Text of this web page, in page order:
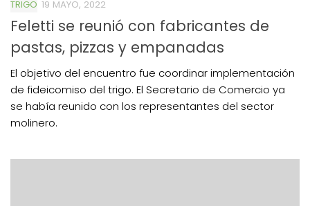
TRIGO 19 MAYO, 2022
Feletti se reunió con fabricantes de
pastas, pizzas y empanadas
El objetivo del encuentro fue coordinar implementación
de fideicomiso del trigo. El Secretario de Comercio ya
se había reunido con los representantes del sector
molinero.